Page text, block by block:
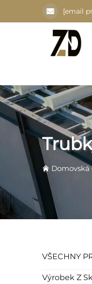
[email
Domovská
VŠECHNY
Výrobek Z